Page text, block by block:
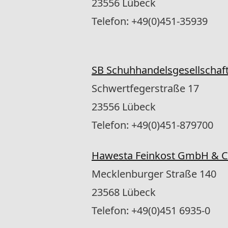
23556 Lübeck
Telefon: +49(0)451-35939
SB
Schwertfegerstraße 17
23556 Lübeck
Telefon: +49(0)451-879700
Hawesta Feinkost GmbH &
Mecklenburger Straße 140
23568 Lübeck
Telefon: +49(0)451 6935-0